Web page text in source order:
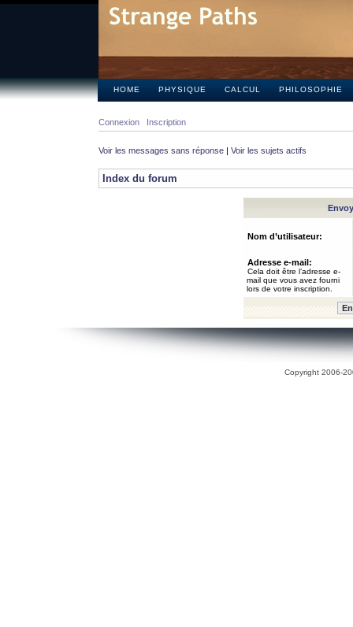
HOME PHYSIQUE CALCUL PHILOSOPHIE
Connexion Inscription
Voir les messages sans réponse | Voir les sujets actifs
Index du forum
Nom d’utilisateur:
Adresse e-mail:
Cela doit être l’adresse e-
mail que vous avez fourni
lors de votre inscription.
Copyright 2006-